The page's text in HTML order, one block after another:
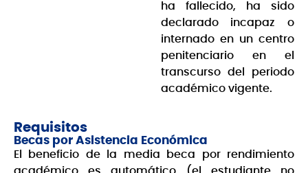
ha fallecido, ha sido
declarado incapaz o
internado en un centro
penitenciario en el
transcurso del periodo
académico vigente.
Requisitos
Becas por Asistencia Económica
El beneficio de la media beca por rendimiento
académico es automático (el estudiante no